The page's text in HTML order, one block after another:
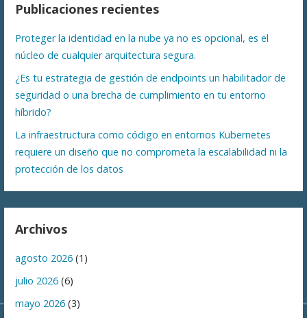
Publicaciones recientes
Proteger la identidad en la nube ya no es opcional, es el
núcleo de cualquier arquitectura segura.
¿Es tu estrategia de gestión de endpoints un habilitador de
seguridad o una brecha de cumplimiento en tu entorno
híbrido?
La infraestructura como código en entornos Kubernetes
requiere un diseño que no comprometa la escalabilidad ni la
protección de los datos
Archivos
agosto 2026 (1)
julio 2026 (6)
mayo 2026 (3)